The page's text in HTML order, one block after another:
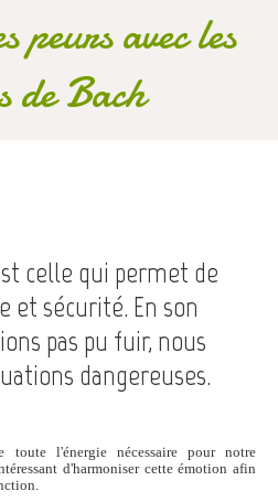
peurs avec les
de Bach
celle qui permet de
et sécurité. En son
pas pu fuir, nous
dangereuses.
l'énergie nécessaire pour notre
d'harmoniser cette émotion afin